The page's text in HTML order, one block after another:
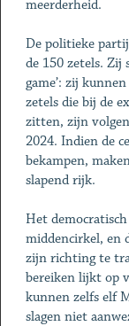
meerderheid.
De politieke
de 150 zetels. Zij
game’: zij
zetels die bij de
zitten, zijn
2024. Indien de
bekampen,
slapend rijk.
Het
middencirkel, en
zijn richting te
bereiken lijkt op
kunnen zelfs elf
slagen niet